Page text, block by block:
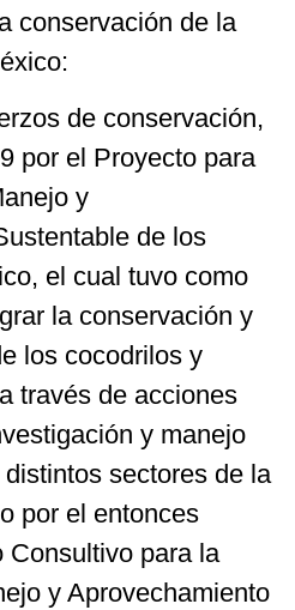
conservación de la
de conservación,
por el Proyecto para
y
de los
el cual tuvo como
la conservación y
los cocodrilos y
través de acciones
y manejo
sectores de la
por el entonces
Consultivo para la
y Aprovechamiento